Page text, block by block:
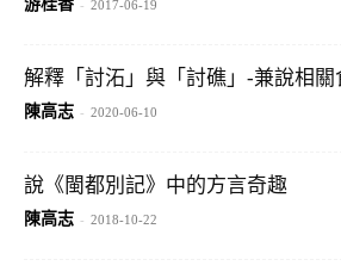
游桂香 - 2017-06-19
解釋「討沰」與「討礁」-兼說相關
陳高志 - 2020-06-10
說《閩都別記》中的方言奇趣
陳高志 - 2018-10-22